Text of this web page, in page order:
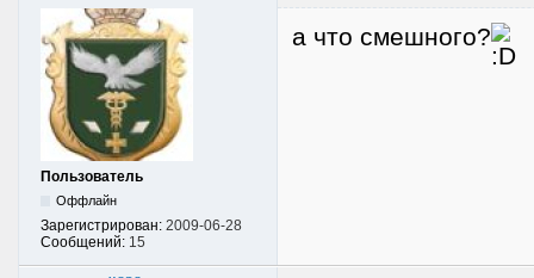
Пользователь
Оффлайн
Зарегистрирован: 2009-06-28
Сообщений: 15
а что смешного?